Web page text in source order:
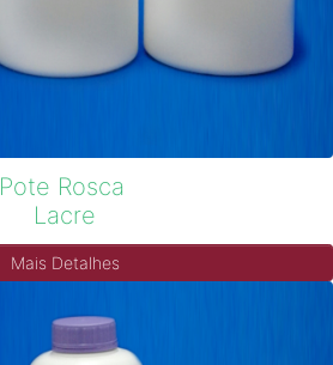
Pote Rosca
Lacre
Mais Detalhes